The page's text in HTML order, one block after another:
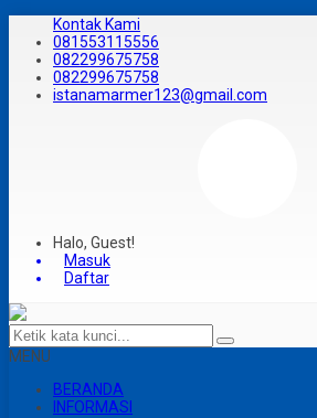
Kontak Kami
081553115556
082299675758
082299675758
istanamarmer123@gmail.com
Halo, Guest!
Masuk
Daftar
MENU
BERANDA
INFORMASI